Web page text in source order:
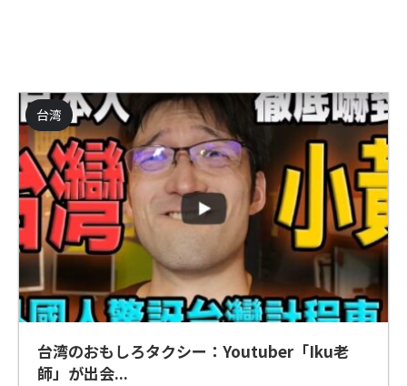
台湾
台湾のおもしろタクシー：Youtuber「Iku老
師」が出会...